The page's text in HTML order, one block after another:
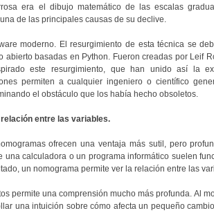
era el dibujo matemático de las escalas
de las principales causas de su declive.
moderno. El resurgimiento de esta técnica se
abierto basadas en Python. Fueron creadas por Leif
este resurgimiento, que han unido así la
permiten a cualquier ingeniero o científico
el obstáculo que los había hecho obsoletos.
entre las variables.
ofrecen una ventaja más sutil, pero
una calculadora o un programa informático suelen
un nomograma permite ver la relación entre las
permite una comprensión mucho más profunda. Al
una intuición sobre cómo afecta un pequeño